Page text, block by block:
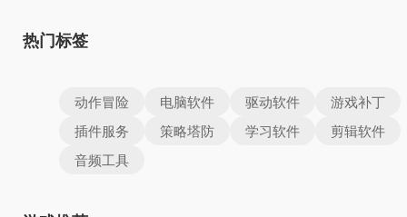
热门标签
动作冒险 电脑软件 驱动软件
游戏补丁
插件服务
策略塔防 学习软件
剪辑软件
音频工具